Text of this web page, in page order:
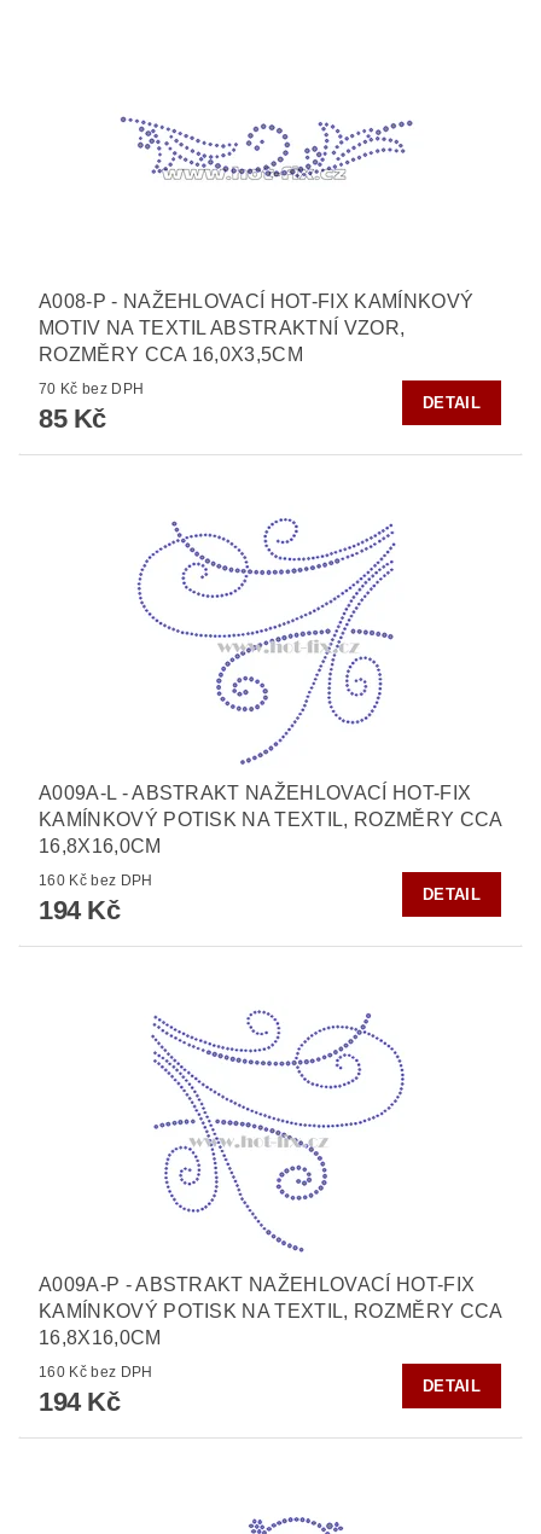
A008-P - NAŽEHLOVACÍ HOT-FIX KAMÍNKOVÝ
MOTIV NA TEXTIL ABSTRAKTNÍ VZOR,
ROZMĚRY CCA 16,0X3,5CM
70 Kč bez DPH
85 Kč
DETAIL
A009A-L - ABSTRAKT NAŽEHLOVACÍ HOT-FIX
KAMÍNKOVÝ POTISK NA TEXTIL, ROZMĚRY CCA
16,8X16,0CM
160 Kč bez DPH
194 Kč
DETAIL
A009A-P - ABSTRAKT NAŽEHLOVACÍ HOT-FIX
KAMÍNKOVÝ POTISK NA TEXTIL, ROZMĚRY CCA
16,8X16,0CM
160 Kč bez DPH
194 Kč
DETAIL